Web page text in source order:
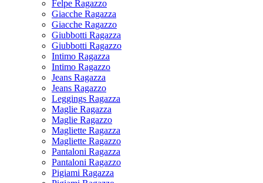
Felpe Ragazzo
Giacche Ragazza
Giacche Ragazzo
Giubbotti Ragazza
Giubbotti Ragazzo
Intimo Ragazza
Intimo Ragazzo
Jeans Ragazza
Jeans Ragazzo
Leggings Ragazza
Maglie Ragazza
Maglie Ragazzo
Magliette Ragazza
Magliette Ragazzo
Pantaloni Ragazza
Pantaloni Ragazzo
Pigiami Ragazza